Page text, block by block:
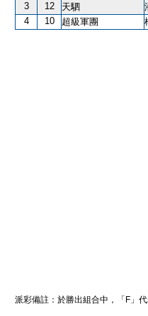
3
12 天駟
4
10 超級軍團
派彩備註：於勝出組合中，「F」